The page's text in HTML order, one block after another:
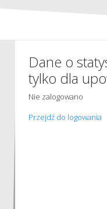
Dane o
tylko dla
Nie zalogowano
Przejdź do logowania